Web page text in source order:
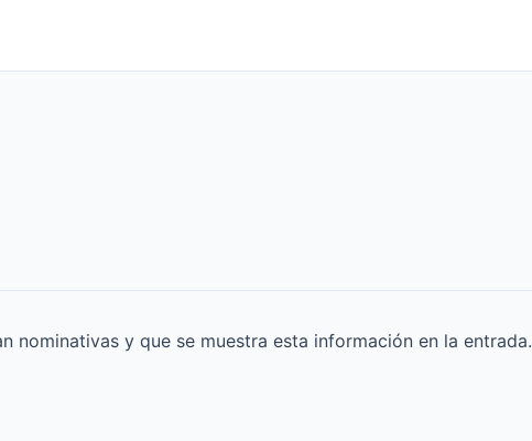
nominativas y que se muestra esta información en la entrada.